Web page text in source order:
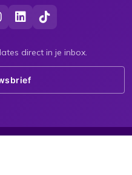
direct in je inbox.